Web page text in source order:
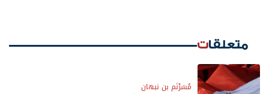
متعلقات
مُسَرْنَم بن نبهان